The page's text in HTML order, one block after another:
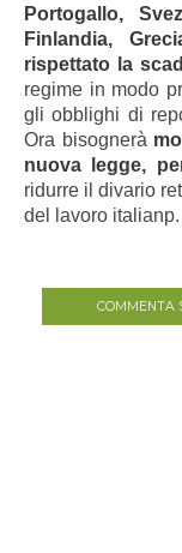
Portogallo,
Finlandia,
rispettato la
regime in modo
gli obblighi di
Ora bisognerà
nuova legge,
ridurre il divario
del lavoro italianp.
COMMENTA